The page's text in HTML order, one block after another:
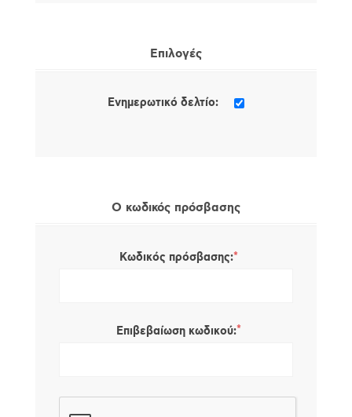
Επιλογές
Ενημερωτικό δελτίο:
Ο κωδικός πρόσβασης
Κωδικός πρόσβασης:*
Επιβεβαίωση κωδικού:*